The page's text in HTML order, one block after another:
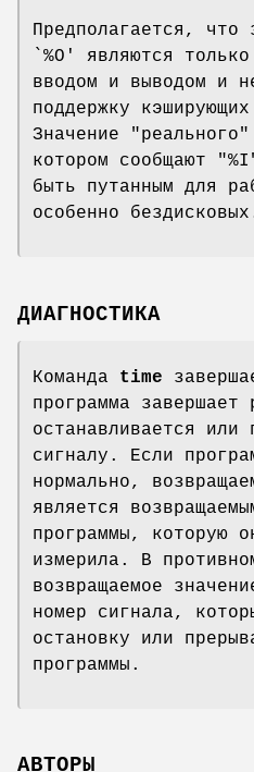
Предполагается,
`%O' являются
вводом и выводом и
поддержку
Значение
котором сообщают
быть путанным для
особенно
ДИАГНОСТИКА
Команда time
программа завершает
останавливается или
сигналу. Если
нормально,
является
программы, которую
измерила. В
возвращаемое
номер сигнала,
остановку или
программы.
АВТОРЫ